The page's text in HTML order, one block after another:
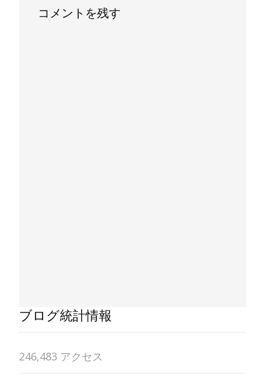
コメントを残す
ブログ統計情報
246,483 アクセス